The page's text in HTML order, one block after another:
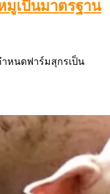
เป็นมาตรฐาน
หนดฟาร์มสุกรเป็น